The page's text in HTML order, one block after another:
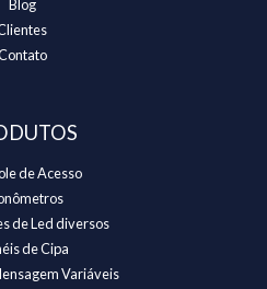
Blog
de Acesso
de Led diversos
de Cipa
Variáveis